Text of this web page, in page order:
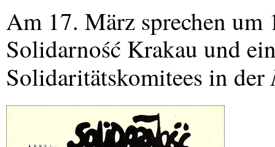
Am 17. März sprechen
Solidarność Krakau und
Solidaritätskomitees in der